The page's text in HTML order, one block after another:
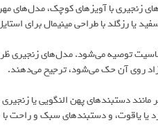
زنجیری با آویزهای کوچک، مدل‌های
یا رزگلد با طراحی مینیمال برای
توصیه می‌شود. مدل‌های زنجیری
روی آن حک می‌شود، ترجیح می‌دهند.
دستبندهای پهن النگویی یا
یا یاقوت، و دستبندهای سبک و راحت